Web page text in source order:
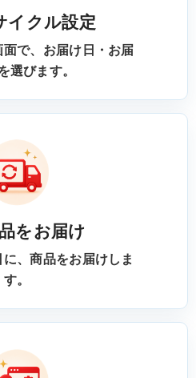
イクル設定
で、お届け日・お届
選びます。
をお届け
、商品をお届けしま
す。